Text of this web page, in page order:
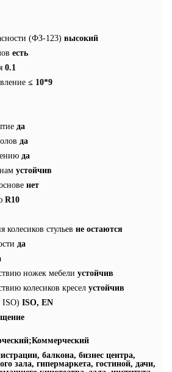
(ФЗ-123) высокий
есть
0.1
≤ 10*9
да
да
да
устойчив
нет
R10
колесиков стульев не остаются
да
ножек мебели устойчив
колесиков кресел устойчив
ISO) ISO, EN
балкона, бизнес центра,
зала, гипермаркета, гостиной, дачи,